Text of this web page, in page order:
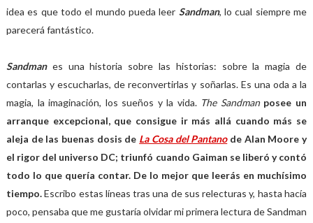
idea es que todo el mundo pueda leer Sandman, lo cual siempre me
parecerá fantástico.
Sandman es una historia sobre las historias: sobre la magia de
contarlas y escucharlas, de reconvertirlas y soñarlas. Es una oda a la
magia, la imaginación, los sueños y la vida. The Sandman posee un
arranque excepcional, que consigue ir más allá cuando más se
aleja de las buenas dosis de La Cosa del Pantanode Alan Moore y
el rigor del universo DC; triunfó cuando Gaiman se liberó y contó
todo lo que quería contar. De lo mejor que leerás en muchísimo
tiempo.Escribo estas líneas tras una de sus relecturas y, hasta hacía
poco, pensaba que me gustaría olvidar mi primera lectura de Sandman